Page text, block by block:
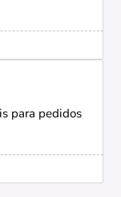
para pedidos